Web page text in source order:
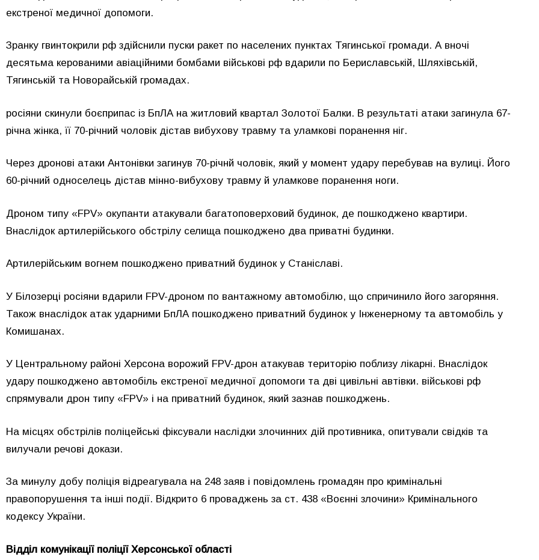
екстреної медичної допомоги.
Зранку гвинтокрили рф здійснили пуски ракет по населених пунктах Тягинської громади. А вночі
десятьма керованими авіаційними бомбами військові рф вдарили по Бериславській, Шляхівській,
Тягинській та Новорайській громадах.
росіяни скинули боєприпас із БпЛА на житловий квартал Золотої Балки. В результаті атаки загинула 67-
річна жінка, її 70-річний чоловік дістав вибуxoву тpaвму тa уламкові пopaнeння нiг.
Через дронові атаки Антонівки загинув 70-річнй чоловік, який у момент удару перебував на вулиці. Його
60-річний односелець дістав мінно-вибухову травму й уламкове поранення ноги.
Дроном типу «FPV» окупанти атакували багатоповерховий будинок, де пошкоджено квартири.
Внаслідок артилерійського обстрілу селища пошкоджено два приватні будинки.
Артилерійським вогнем пошкоджено приватний будинок у Станіславі.
У Білозерці росіяни вдарили FPV-дроном по вантажному автомобілю, що спричинило його загоряння.
Також внаслідок атак ударними БпЛА пошкоджено приватний будинок у Інженерному та автомобіль у
Комишанах.
У Центральному районі Херсона ворожий FPV-дрон атакував територію поблизу лікарні. Внаслідок
удару пошкоджено автомобіль екстреної медичної допомоги та дві цивільні автівки. військові рф
спрямували дрон типу «FPV» і на приватний будинок, який зазнав пошкоджень.
На місцях обстрілів поліцейські фіксували наслідки злочинних дій противника, опитували свідків та
вилучали речові докази.
За минулу добу поліція відреагувала на 248 заяв і повідомлень громадян про кримінальні
правопорушення та інші події. Відкрито 6 проваджень за ст. 438 «Воєнні злочини» Кримінального
кодексу України.
Відділ комунікації поліції Херсонської області